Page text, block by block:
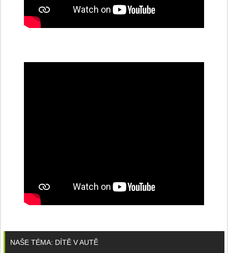
NAŠE TÉMA: DÍTĚ V AUTĚ